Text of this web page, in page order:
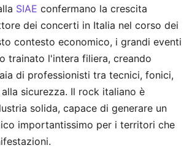
SIAE confermano la crescita
dei concerti in Italia nel corso dei
contesto economico, i grandi eventi
trainato l'intera filiera, creando
di professionisti tra tecnici, fonici,
sicurezza. Il rock italiano è
solida, capace di generare un
importantissimo per i territori che